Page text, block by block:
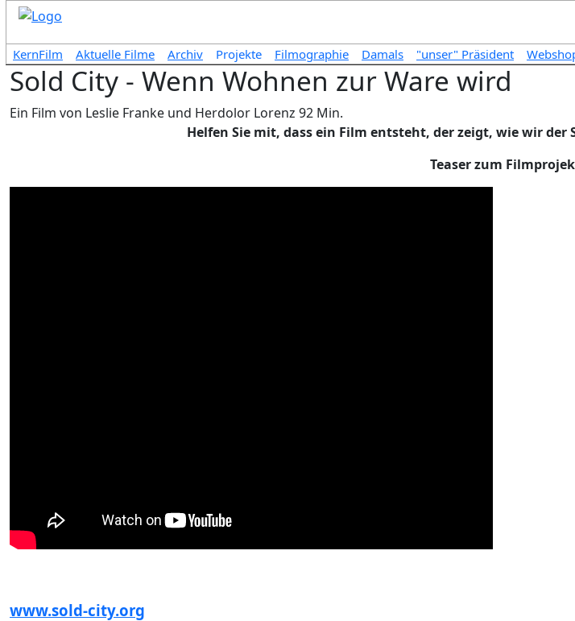
KernFilm Aktuelle Filme Archiv Projekte Filmographie Damals "unser" Präsident
Sold City - Wenn Wohnen zur Ware wird
Ein Film von Leslie Franke und Herdolor Lorenz 92 Min.
Helfen Sie mit, dass ein Film entsteht, der zeigt, wie wir
Teaser zum
www.sold-city.org